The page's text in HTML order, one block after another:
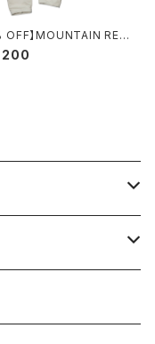
OFF】MOUNTAIN RES
/ ID PANTS +